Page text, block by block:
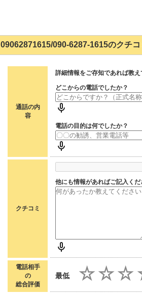
09062871615/090-6287-1615のクチコ
通話の内
容
詳細情報をご存知であれば教
どこからの電話でしたか？
電話の目的は何でしたか？
クチコミ
他にも情報があればご記入くだ
電話相手
の
総合評価
最低